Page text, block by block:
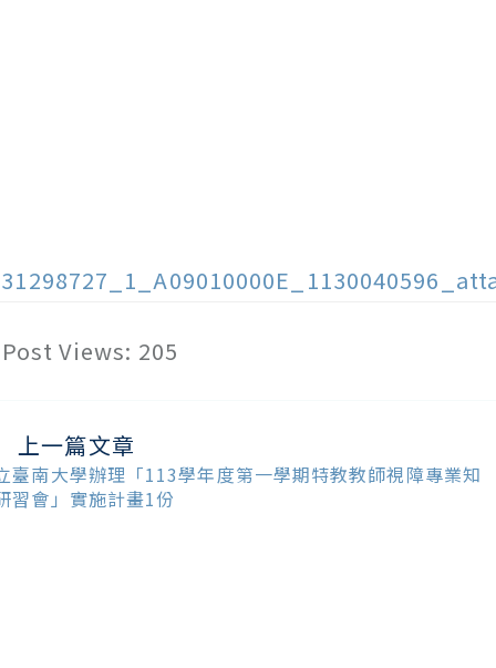
Post Views: 205
上一篇文章
臺南大學辦理「113學年度第一學期特教教師視障專業知
習會」實施計畫1份